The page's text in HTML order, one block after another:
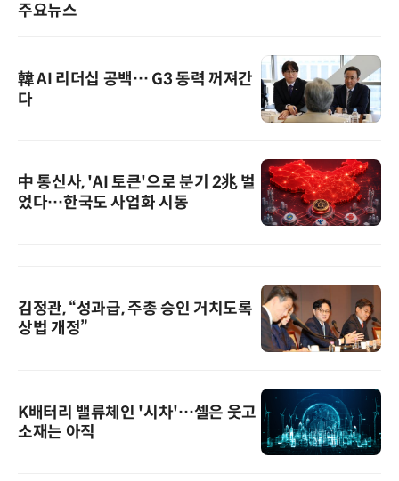
주요뉴스
韓 AI 리더십 공백… G3 동력 꺼져간
다
中 통신사, 'AI 토큰'으로 분기 2兆 벌
었다…한국도 사업화 시동
김정관, “성과급, 주총 승인 거치도록
상법 개정”
K배터리 밸류체인 '시차'…셀은 웃고
소재는 아직